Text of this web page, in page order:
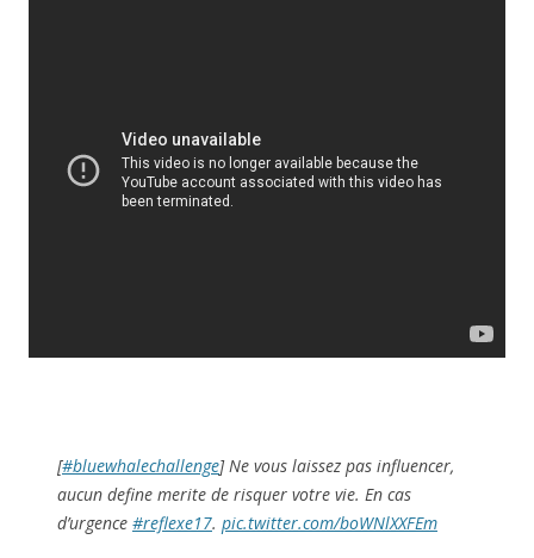
[#bluewhalechallenge] Ne vous laissez pas influencer,
aucun define merite de risquer votre vie. En cas
d’urgence #reflexe17. pic.twitter.com/boWNlXXFEm